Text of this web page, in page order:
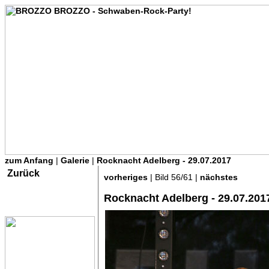
zum Anfang | Galerie | Rocknacht Adelberg - 29.07.2017
Zurück vorheriges | Bild 56/61 | nächstes
Rocknacht Adelberg -